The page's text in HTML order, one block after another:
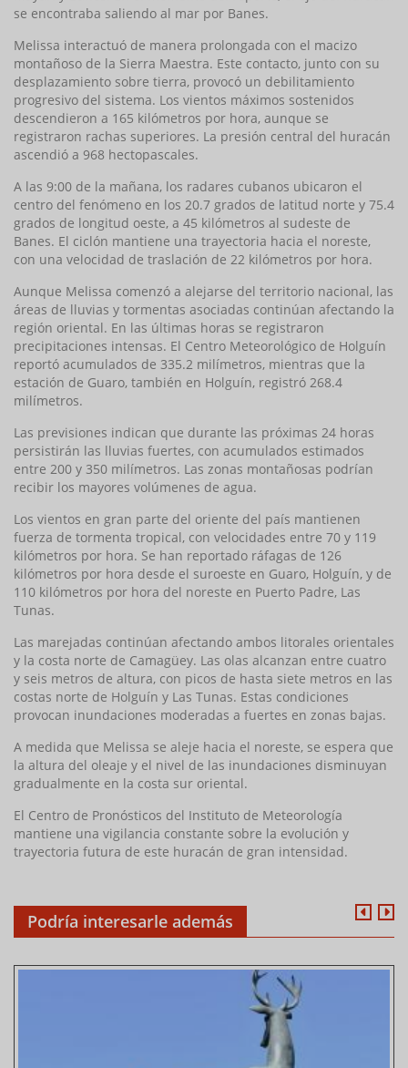
se encontraba saliendo al mar por Banes.
Melissa interactuó de manera prolongada con el macizo
montañoso de la Sierra Maestra. Este contacto, junto con su
desplazamiento sobre tierra, provocó un debilitamiento
progresivo del sistema. Los vientos máximos sostenidos
descendieron a 165 kilómetros por hora, aunque se
registraron rachas superiores. La presión central del huracán
ascendió a 968 hectopascales.
A las 9:00 de la mañana, los radares cubanos ubicaron el
centro del fenómeno en los 20.7 grados de latitud norte y 75.4
grados de longitud oeste, a 45 kilómetros al sudeste de
Banes. El ciclón mantiene una trayectoria hacia el noreste,
con una velocidad de traslación de 22 kilómetros por hora.
Aunque Melissa comenzó a alejarse del territorio nacional, las
áreas de lluvias y tormentas asociadas continúan afectando la
región oriental. En las últimas horas se registraron
precipitaciones intensas. El Centro Meteorológico de Holguín
reportó acumulados de 335.2 milímetros, mientras que la
estación de Guaro, también en Holguín, registró 268.4
milímetros.
Las previsiones indican que durante las próximas 24 horas
persistirán las lluvias fuertes, con acumulados estimados
entre 200 y 350 milímetros. Las zonas montañosas podrían
recibir los mayores volúmenes de agua.
Los vientos en gran parte del oriente del país mantienen
fuerza de tormenta tropical, con velocidades entre 70 y 119
kilómetros por hora. Se han reportado ráfagas de 126
kilómetros por hora desde el suroeste en Guaro, Holguín, y de
110 kilómetros por hora del noreste en Puerto Padre, Las
Tunas.
Las marejadas continúan afectando ambos litorales orientales
y la costa norte de Camagüey. Las olas alcanzan entre cuatro
y seis metros de altura, con picos de hasta siete metros en las
costas norte de Holguín y Las Tunas. Estas condiciones
provocan inundaciones moderadas a fuertes en zonas bajas.
A medida que Melissa se aleje hacia el noreste, se espera que
la altura del oleaje y el nivel de las inundaciones disminuyan
gradualmente en la costa sur oriental.
El Centro de Pronósticos del Instituto de Meteorología
mantiene una vigilancia constante sobre la evolución y
trayectoria futura de este huracán de gran intensidad.
Podría interesarle además